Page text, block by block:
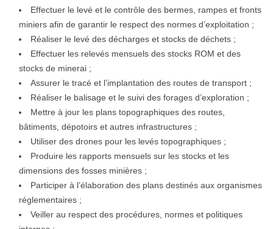
Effectuer le levé et le contrôle des bermes, rampes et fronts
miniers afin de garantir le respect des normes d’exploitation ;
Réaliser le levé des décharges et stocks de déchets ;
Effectuer les relevés mensuels des stocks ROM et des
stocks de minerai ;
Assurer le tracé et l’implantation des routes de transport ;
Réaliser le balisage et le suivi des forages d’exploration ;
Mettre à jour les plans topographiques des routes,
bâtiments, dépotoirs et autres infrastructures ;
Utiliser des drones pour les levés topographiques ;
Produire les rapports mensuels sur les stocks et les
dimensions des fosses minières ;
Participer à l’élaboration des plans destinés aux organismes
réglementaires ;
Veiller au respect des procédures, normes et politiques